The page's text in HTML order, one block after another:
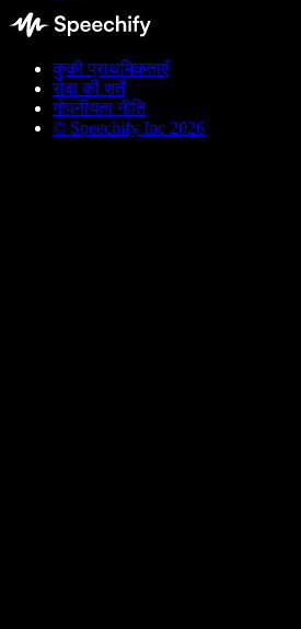
कुकी प्राथमिकताएँ
सेवा की शर्तें
गोपनीयता नीति
© Speechify Inc 2026